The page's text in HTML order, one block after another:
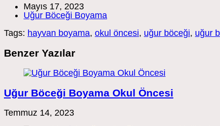
Post
published:
Mayıs 17, 2023
Post
category:
Uğur Böceği Boyama
Tags: hayvan boyama, okul öncesi, uğur böceği, uğur
Benzer Yazılar
Uğur Böceği Boyama Okul Öncesi
Temmuz 14, 2023